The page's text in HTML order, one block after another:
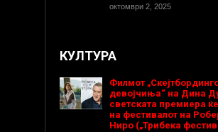
октомври 2, 2025
КУЛТУРА
Филмот
девојчиња“ на Дина
светската премиера
на фестивалот на
Ниро („Трибека